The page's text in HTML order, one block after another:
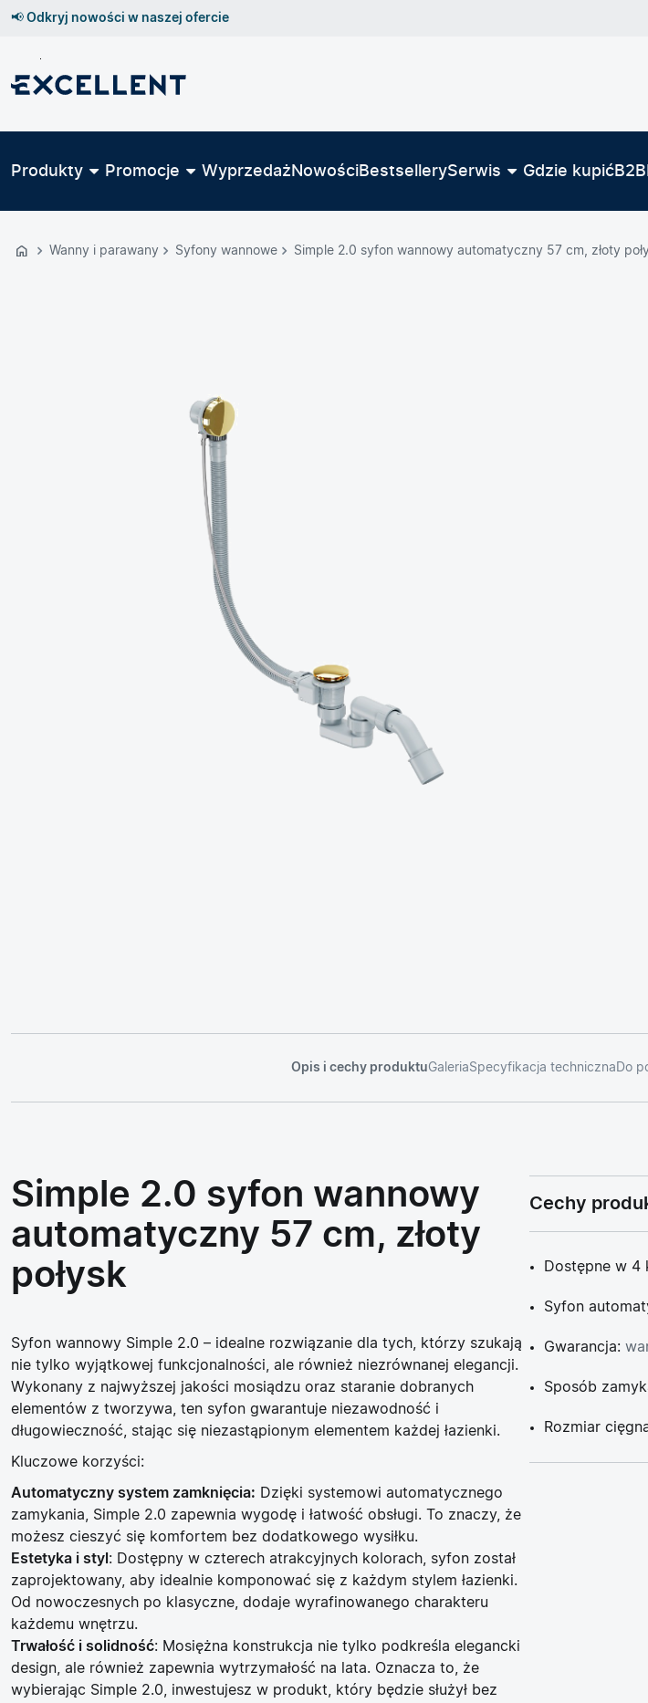
Przejdź
GŁÓWNEJ
📢 Odkryj nowości w naszej ofercie
Produkty Promocje Wyprzedaż NowościBestsellerySerwis Gdzie kupićB2B
Wanny i parawany Syfony wannowe Simple 2.0 syfon wannowy automatyczny 57 cm, złoty
Opis i cechy produktuGaleriaSpecyfikacja techniczna Do
Simple 2.0 syfon wannowy
automatyczny 57 cm, złoty
połysk
Syfon wannowy Simple 2.0 – idealne rozwiązanie dla tych, którzy szukają
nie tylko wyjątkowej funkcjonalności, ale również niezrównanej elegancji.
Wykonany z najwyższej jakości mosiądzu oraz staranie dobranych
elementów z tworzywa, ten syfon gwarantuje niezawodność i
długowieczność, stając się niezastąpionym elementem każdej łazienki.
Kluczowe korzyści:
Automatyczny system zamknięcia: Dzięki systemowi automatycznego
zamykania, Simple 2.0 zapewnia wygodę i łatwość obsługi. To znaczy, że
możesz cieszyć się komfortem bez dodatkowego wysiłku.
Estetyka i styl : Dostępny w czterech atrakcyjnych kolorach, syfon został
zaprojektowany, aby idealnie komponować się z każdym stylem łazienki.
Od nowoczesnych po klasyczne, dodaje wyrafinowanego charakteru
każdemu wnętrzu.
Trwałość i solidność: Mosiężna konstrukcja nie tylko podkreśla elegancki
design, ale również zapewnia wytrzymałość na lata. Oznacza to, że
wybierając Simple 2.0, inwestujesz w produkt, który będzie służył bez
Cechy
Dostępne w 4
Syfon
Gwarancja:
Sposób
Rozmiar